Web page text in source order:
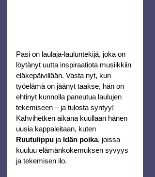
Pasi on laulaja-lauluntekijä, joka on
löytänyt uutta inspiraatiota musiikkiin
eläkepäivillään. Vasta nyt, kun
työelämä on jäänyt taakse, hän on
ehtinyt kunnolla paneutua laulujen
tekemiseen – ja tulosta syntyy!
Kahvihetken aikana kuullaan hänen
uusia kappaleitaan, kuten
Ruutulippu ja Idän poika, joissa
kuuluu elämänkokemuksen syvyys
ja tekemisen ilo.